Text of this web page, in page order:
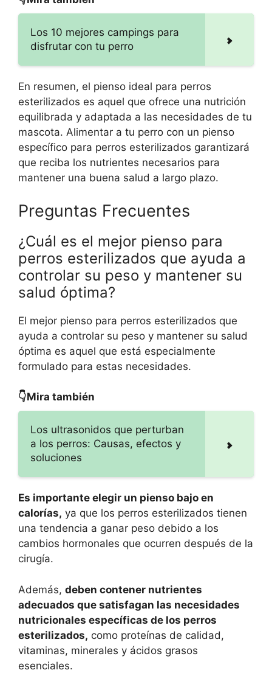
Los 10 mejores campings para
disfrutar con tu perro
En resumen, el pienso ideal para perros
esterilizados es aquel que ofrece una nutrición
equilibrada y adaptada a las necesidades de tu
mascota. Alimentar a tu perro con un pienso
específico para perros esterilizados garantizará
que reciba los nutrientes necesarios para
mantener una buena salud a largo plazo.
Preguntas Frecuentes
¿Cuál es el mejor pienso para
perros esterilizados que ayuda a
controlar su peso y mantener su
salud óptima?
El mejor pienso para perros esterilizados que
ayuda a controlar su peso y mantener su salud
óptima es aquel que está especialmente
formulado para estas necesidades.
👇Mira también
Los ultrasonidos que perturban
a los perros: Causas, efectos y
soluciones
Es importante elegir un pienso bajo en
calorías, ya que los perros esterilizados tienen
una tendencia a ganar peso debido a los
cambios hormonales que ocurren después de la
cirugía.
Además, deben contener nutrientes
adecuados que satisfagan las necesidades
nutricionales específicas de los perros
esterilizados, como proteínas de calidad,
vitaminas, minerales y ácidos grasos
esenciales.